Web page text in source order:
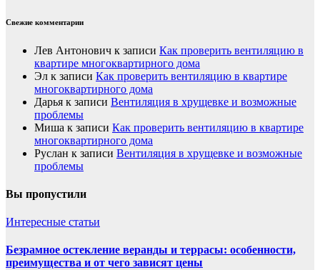
Свежие комментарии
Лев Антонович к записи Как проверить вентиляцию в
квартире многоквартирного дома
Эл к записи Как проверить вентиляцию в квартире
многоквартирного дома
Дарья к записи Вентиляция в хрущевке и возможные
проблемы
Миша к записи Как проверить вентиляцию в квартире
многоквартирного дома
Руслан к записи Вентиляция в хрущевке и возможные
проблемы
Вы пропустили
Интересные статьи
Безрамное остекление веранды и террасы: особенности,
преимущества и от чего зависят цены